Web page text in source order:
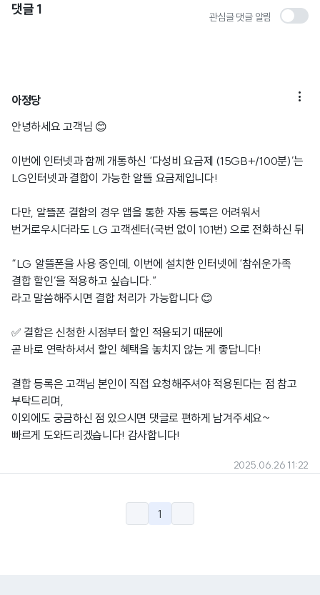
댓글 1 관심글 댓글 알림
아정당 
안녕하세요 고객님 😊
이번에 인터넷과 함께 개통하신 ‘다성비 요금제 (15GB+/100분)’는
LG인터넷과 결합이 가능한 알뜰 요금제입니다!
다만, 알뜰폰 결합의 경우 앱을 통한 자동 등록은 어려워서
번거로우시더라도 LG 고객센터(국번 없이 101번) 으로 전화하신 뒤
“LG 알뜰폰을 사용 중인데, 이번에 설치한 인터넷에 ‘참쉬운가족
결합 할인’을 적용하고 싶습니다.”
라고 말씀해주시면 결합 처리가 가능합니다 😊
✅ 결합은 신청한 시점부터 할인 적용되기 때문에
곧 바로 연락하셔서 할인 혜택을 놓치지 않는 게 좋답니다!
결합 등록은 고객님 본인이 직접 요청해주셔야 적용된다는 점 참고
부탁드리며,
이외에도 궁금하신 점 있으시면 댓글로 편하게 남겨주세요~
빠르게 도와드리겠습니다! 감사합니다!
2025.06.26 11:22
1